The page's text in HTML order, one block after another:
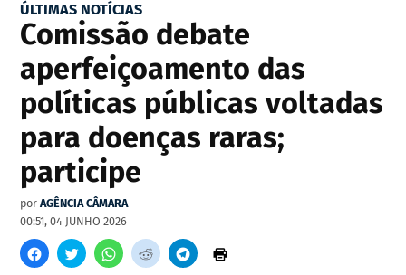
ÚLTIMAS NOTÍCIAS
Comissão debate
aperfeiçoamento das
políticas públicas voltadas
para doenças raras;
participe
por AGÊNCIA CÂMARA
00:51, 04 JUNHO 2026